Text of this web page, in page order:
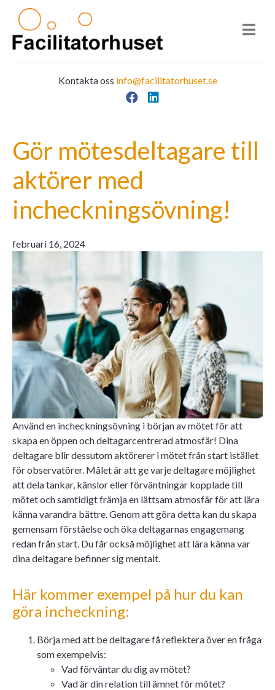
Kontakta oss info@facilitatorhuset.se
Facebook
LinkedIn
Gör mötesdeltagare till
aktörer med
incheckningsövning!
februari 16, 2024
Använd en incheckningsövning i början av mötet för att
skapa en öppen och deltagarcentrerad atmosfär! Dina
deltagare blir dessutom aktörerer i mötet från start istället
för observatörer. Målet är att ge varje deltagare möjlighet
att dela tankar, känslor eller förväntningar kopplade till
mötet och samtidigt främja en lättsam atmosfär för att lära
känna varandra bättre. Genom att göra detta kan du skapa
gemensam förståelse och öka deltagarnas engagemang
redan från start. Du får också möjlighet att lära känna var
dina deltagare befinner sig mentalt.
Här kommer exempel på hur du kan
göra incheckning:
Börja med att be deltagare få reflektera över en fråga
som exempelvis:
Vad förväntar du dig av mötet?
Vad är din relation till ämnet för mötet?